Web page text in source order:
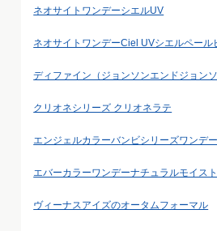
ネオサイトワンデーシエルUV
ネオサイトワンデーCiel UVシエルペール
ディファイン（ジョンソンエンドジョンソ
クリオネシリーズ クリオネラテ
エンジェルカラーバンビシリーズワンデ
エバーカラーワンデーナチュラルモイス
ヴィーナスアイズのオータムフォーマル